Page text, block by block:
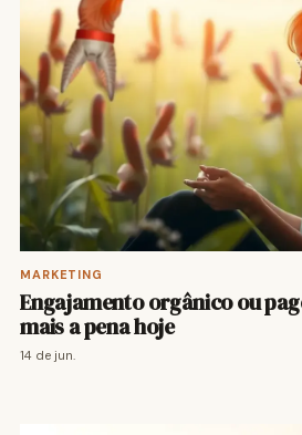
MARKETING
Engajamento orgânico ou
mais a pena hoje
14 de jun.